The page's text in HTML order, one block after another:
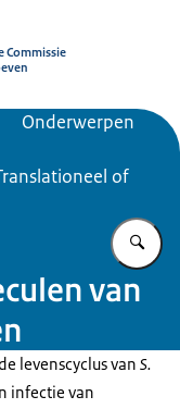
Commissie
Onderwerpen
of
van
levenscyclus van S.
infectie van